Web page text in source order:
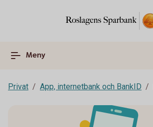
Meny
Privat App, internetbank och BankID